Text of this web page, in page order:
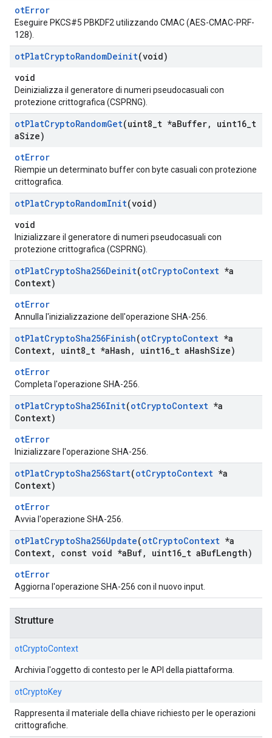
otError
Eseguire PKCS#5 PBKDF2 utilizzando CMAC (AES-CMAC-PRF-
128).
otPlatCryptoRandomDeinit(void)
void
Deinizializza il generatore di numeri pseudocasuali con
protezione crittografica (CSPRNG).
otPlatCryptoRandomGet(uint8 t *aBuffer, uint16 t
aSize)
otError
Riempie un determinato buffer con byte casuali con protezione
crittografica.
otPlatCryptoRandomInit(void)
void
Inizializzare il generatore di numeri pseudocasuali con
protezione crittografica (CSPRNG).
otPlatCryptoSha256Deinit(otCryptoContext *a
Context)
otError
Annulla l'inizializzazione dell'operazione SHA-256.
otPlatCryptoSha256Finish(otCryptoContext *a
Context, uint8 t *aHash , uint16 t aHashSize)
otError
Completa l'operazione SHA-256.
otPlatCryptoSha256Init(otCryptoContext *a
Context)
otError
Inizializzare l'operazione SHA-256.
otPlatCryptoSha256Start(otCryptoContext *a
Context)
otError
Avvia l'operazione SHA-256.
otPlatCryptoSha256Update(otCryptoContext *a
Context, const void *aBuf, uint16 t aBufLength)
otError
Aggiorna l'operazione SHA-256 con il nuovo input.
Strutture
otCryptoContext
Archivia l'oggetto di contesto per le API della piattaforma.
otCryptoKey
Rappresenta il materiale della chiave richiesto per le operazioni
crittografiche.